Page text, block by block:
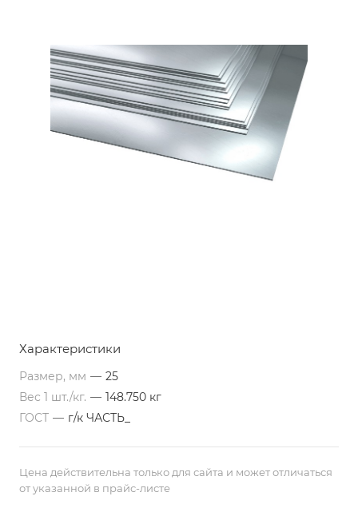
Характеристики
Размер, мм — 25
Вес 1 шт./кг. — 148.750 кг
ГОСТ — г/к ЧАСТЬ_
Цена действительна только для сайта и может отличаться
от указанной в прайс-листе